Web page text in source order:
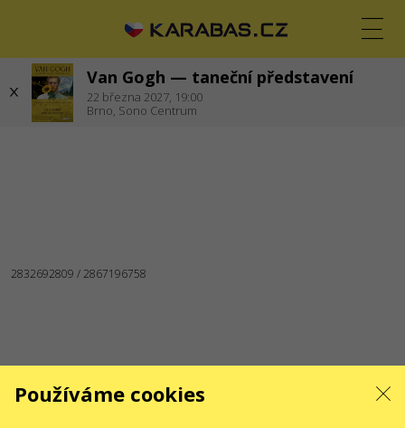
CS EN UK
BRNO
O NÁS
Van Gogh — taneční představení
22 března 2027, 19:00
Brno, Sono Centrum
Používáme cookies